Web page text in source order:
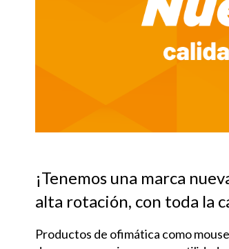
¡Tenemos una marca
alta rotación, con toda la
Productos de ofimática como